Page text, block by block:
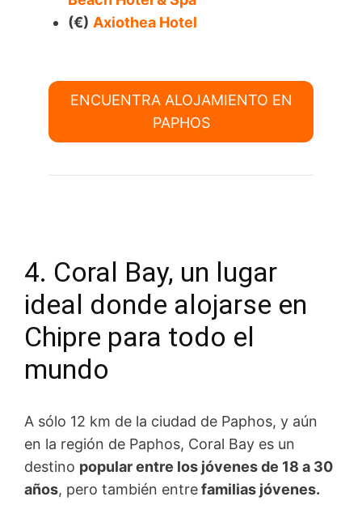
(€) Axiothea Hotel
ENCUENTRA ALOJAMIENTO EN
PAPHOS
4. Coral Bay, un lugar
ideal donde alojarse en
Chipre para todo el
mundo
A sólo 12 km de la ciudad de Paphos, y aún
en la región de Paphos, Coral Bay es un
destino popular entre los jóvenes de 18 a 30
años, pero también entrefamilias jóvenes.